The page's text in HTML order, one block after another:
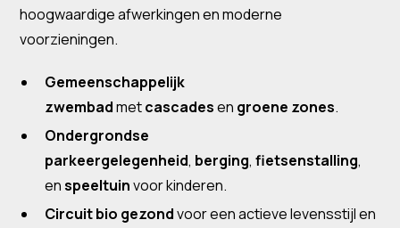
hoogwaardige afwerkingen en moderne
voorzieningen.
Gemeenschappelijk
zwembadmetcascadesen groene zones.
Ondergrondse
parkeergelegenheid, berging,fietsenstalling,
enspeeltuinvoor kinderen.
Circuit bio gezondvoor een actieve levensstijl en